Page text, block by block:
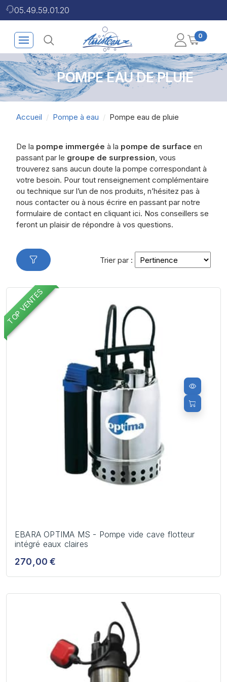
05.49.59.01.20
0
POMPE EAU DE PLUIE
Accueil Pompe à eau Pompe eau de pluie
De la pompe immergée à la pompe de surface en
passant par le groupe de surpression, vous
trouverez sans aucun doute la pompe correspondant à
votre besoin. Pour tout renseignement complémentaire
ou technique sur l’un de nos produits, n’hésitez pas à
nous contacter ou à nous écrire en passant par notre
formulaire de contact en cliquant ici. Nos conseillers se
feront un plaisir de répondre à vos questions.
Trier par :
TOP VENTES
EBARA OPTIMA MS - Pompe vide cave flotteur
intégré eaux claires
270,00 €